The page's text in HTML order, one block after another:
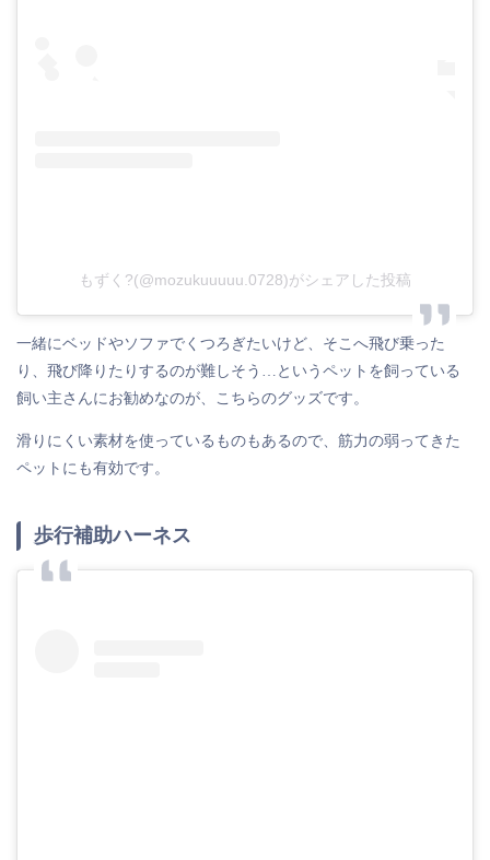
もずく?(@mozukuuuuu.0728)がシェアした投稿
一緒にベッドやソファでくつろぎたいけど、そこへ飛び乗った
り、飛び降りたりするのが難しそう…というペットを飼っている
飼い主さんにお勧めなのが、こちらのグッズです。
滑りにくい素材を使っているものもあるので、筋力の弱ってきた
ペットにも有効です。
歩行補助ハーネス